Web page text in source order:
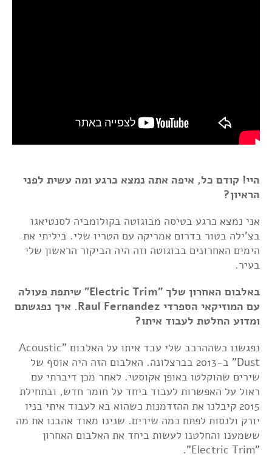
היי! קודם כל, איפה אתה נמצא כרגע ומה עשית לפני
הראיון?
אני נמצא כרגע בטיסה מבוגוטה בקולומביה לסנטיאגו
בצ'ילה בטור בדרום אמריקה עם הטריו שלי. ביליתי את
הימים האחרונים בבוגוטה וזה היה הביקור הראשון שלי
בעיר.
באלבום האחרון שלך "Electric Trim" שיתפת פעולה
עם המוזיקאי הספרדי Raul Fernandez. איך נפגשתם
ומדוע החלטת לעבוד איתו?
נפגשנו כשההרכב שלי עבד איתו על האלבום "Acoustic
Dust" ב-2013 בברצלונה. האלבום הזה היה אוסף של
שירים שהוקלטו באופן אקוסטי. לאחר מכן דיברתי עם
ראול על האפשרות לעבוד ביחד על חומר חדש, ובתחילת
2015 קיבלנו את ההזדמנות כשהוא בא לעבוד איתי בניו
יורק ולנסות לפתח כמה שירים. שנינו מאוד אהבנו את מה
ששמענו והחלטנו לעשות ביחד את האלבום האחרון
"Electric Trim".